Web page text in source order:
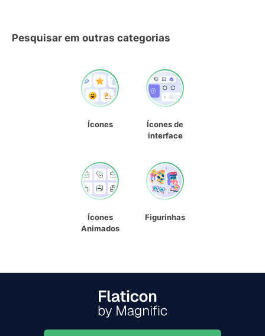
Pesquisar em outras categorias
Ícones
Ícones de
interface
Ícones
Animados
Figurinhas